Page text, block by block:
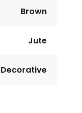
Brown
Jute
Decorative